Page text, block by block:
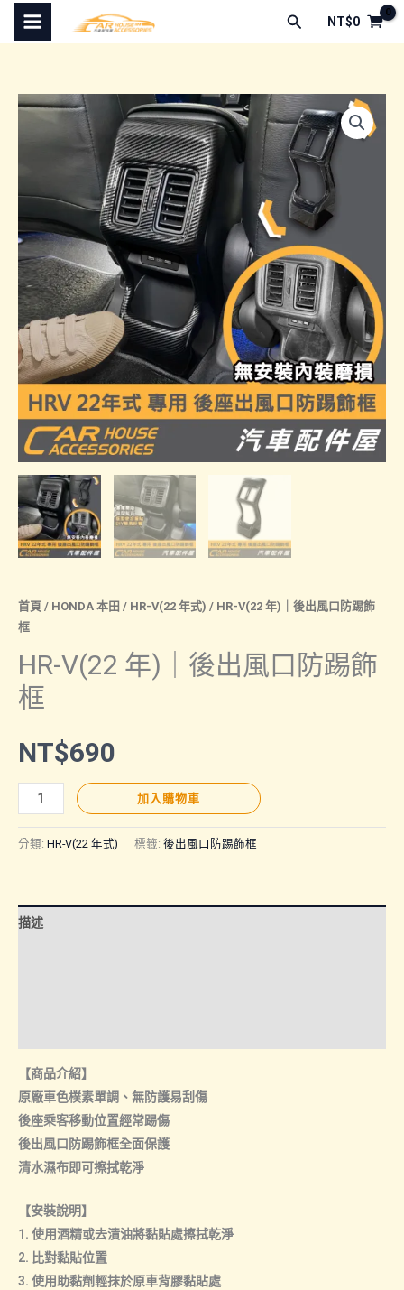
搜
尋
NT$0
首頁 / HONDA 本田 / HR-V(22 年式) / HR-V(22 年)｜後出風口防踢飾
框
HR-V(22 年)｜後出風口防踢飾
框
NT$690
HR-
V(22
年)
出
風
框
數
量
加入購物車
分類: HR-V(22 年式) 標籤: 後出風口防踢飾框
描述
【商品介紹】
原廠車色樸素單調、無防護易刮傷
後座乘客移動位置經常踢傷
後出風口防踢飾框全面保護
清水濕布即可擦拭乾淨
【安裝說明】
1. 使用酒精或去漬油將黏貼處擦拭乾淨
2. 比對黏貼位置
3. 使用助黏劑輕抹於原車背膠黏貼處